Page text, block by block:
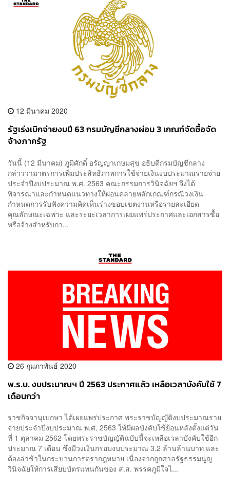
12 มีนาคม 2020
รัฐเร่งเบิกจ่ายงบปี 63 กรมบัญชีกลางผ่อน 3 เกณฑ์จัดซื้อจัด
จ้างภาครัฐ
วันนี้ (12 มีนาคม) ภูมิศักดิ์ อรัญญาเกษมสุข อธิบดีกรมบัญชีกลาง
กล่าวว่ามาตรการเพิ่มประสิทธิภาพการใช้จ่ายเงินงบประมาณรายจ่าย
ประจำปีงบประมาณ พ.ศ. 2563 คณะกรรมการวินิจฉัยฯ จึงได้
พิจารณาและกำหนดแนวทางให้ผ่อนคลายหลักเกณฑ์กรณีวงเงิน
กำหนดการรับฟังความคิดเห็นร่างขอบเขตงานหรือรายละเอียด
คุณลักษณะเฉพาะ และระยะเวลาการเผยแพร่ประกาศและเอกสารซื้อ
หรือจ้างสำหรับกา...
26 กุมภาพันธ์ 2020
พ.ร.บ. งบประมาณฯ ปี 2563 ประกาศแล้ว เหลือเวลาบังคับใช้ 7
เดือนกว่า
ราชกิจจานุเบกษา ได้เผยแพร่ประกาศ พระราชบัญญัติงบประมาณราย
จ่ายประจำปีงบประมาณ พ.ศ. 2563 ให้มีผลบังคับใช้ย้อนหลังตั้งแต่วัน
ที่ 1 ตุลาคม 2562 โดยพระราชบัญญัติฉบับนี้จะเหลือเวลาบังคับใช้อีก
ประมาณ 7 เดือน ซึ่งมีวงเงินกรอบงบประมาณ 3.2 ล้านล้านบาท และ
ต้องล่าช้าในกระบวนการตรากฎหมาย เนื่องจากถูกศาลรัฐธรรมนูญ
วินิจฉัยให้การเสียบบัตรแทนกันของ ส.ส. พรรคภูมิใจไ...